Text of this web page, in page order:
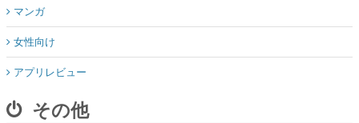
マンガ
女性向け
アプリレビュー
その他